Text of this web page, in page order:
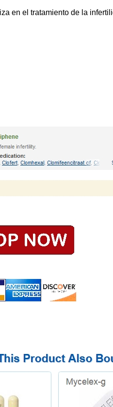
en el tratamiento de la